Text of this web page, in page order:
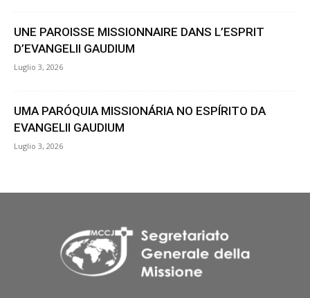
UNE PAROISSE MISSIONNAIRE DANS L’ESPRIT
D’EVANGELII GAUDIUM
Luglio 3, 2026
UMA PARÓQUIA MISSIONÁRIA NO ESPÍRITO DA
EVANGELII GAUDIUM
Luglio 3, 2026